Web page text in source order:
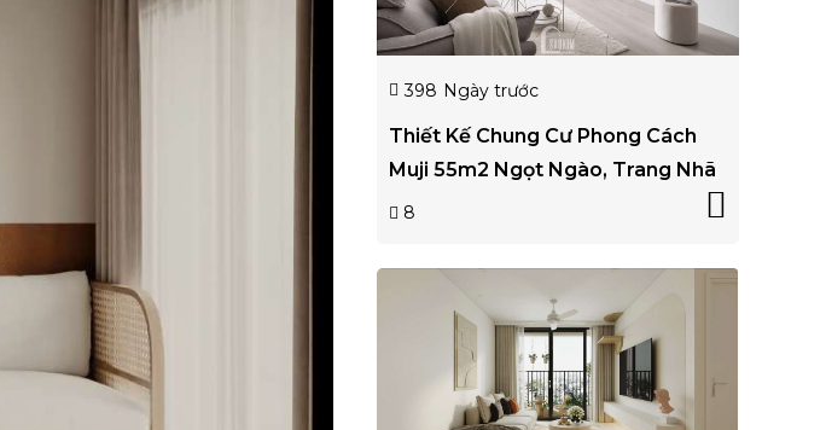
398 Ngày trước
Thiết Kế Chung Cư Phong Cách
Muji 55m2 Ngọt Ngào, Trang Nhã
8